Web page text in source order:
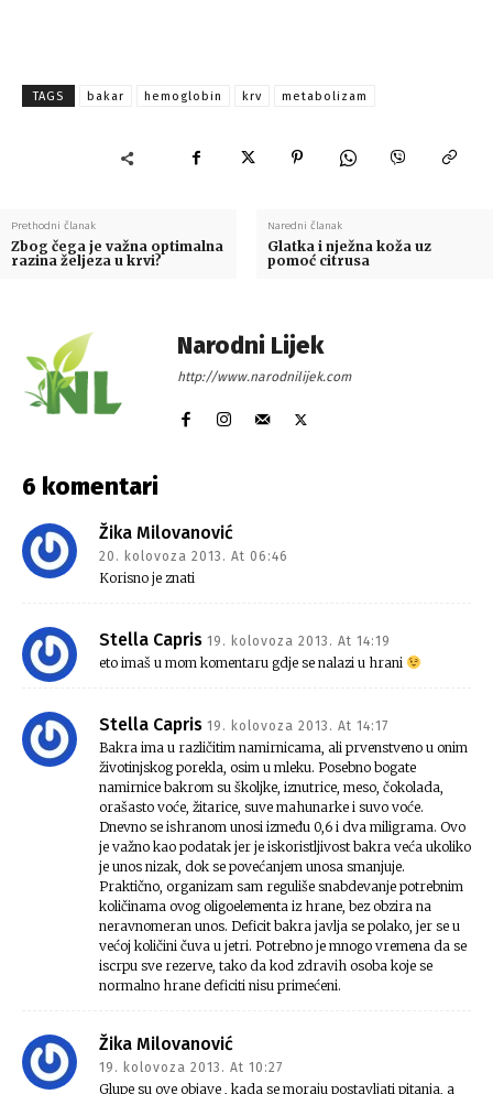
TAGS bakar hemoglobin krv metabolizam
Prethodni članak
Zbog čega je važna optimalna
razina željeza u krvi?
Naredni članak
Glatka i nježna koža uz
pomoć citrusa
Narodni Lijek
http://www.narodnilijek.com
6 komentari
Žika Milovanović
20. kolovoza 2013. At 06:46
Korisno je znati
Stella Capris 19. kolovoza 2013. At 14:19
eto imaš u mom komentaru gdje se nalazi u hrani
Stella Capris 19. kolovoza 2013. At 14:17
Bakra ima u različitim namirnicama, ali prvenstveno u onim
životinjskog porekla, osim u mleku. Posebno bogate
namirnice bakrom su školjke, iznutrice, meso, čokolada,
orašasto voće, žitarice, suve mahunarke i suvo voće.
Dnevno se ishranom unosi između 0,6 i dva miligrama. Ovo
je važno kao podatak jer je iskoristljivost bakra veća ukoliko
je unos nizak, dok se povećanjem unosa smanjuje.
Praktično, organizam sam reguliše snabdevanje potrebnim
količinama ovog oligoelementa iz hrane, bez obzira na
neravnomeran unos. Deficit bakra javlja se polako, jer se u
većoj količini čuva u jetri. Potrebno je mnogo vremena da se
iscrpu sve rezerve, tako da kod zdravih osoba koje se
normalno hrane deficiti nisu primećeni.
Žika Milovanović
19. kolovoza 2013. At 10:27
Glupe su ove objave , kada se moraju postavljati pitanja, a